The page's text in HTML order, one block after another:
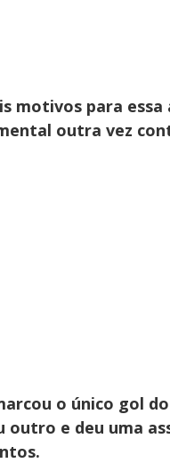
motivos para essa
outra vez
o único gol
outro e deu uma